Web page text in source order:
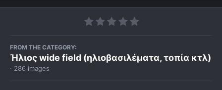
FROM THE CATEGORY:
Ήλιος wide field (ηλιοβασιλέματα, τοπία κτλ)
· 286 images